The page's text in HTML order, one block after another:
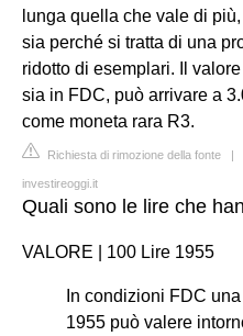
lunga quella che vale di
sia perché si tratta di una
ridotto di esemplari. Il
sia in FDC, può arrivare a
come moneta rara R3.
Richiesta di rimozione della fonte |
investireoggi.it
Quali sono le lire che
VALORE | 100 Lire 1955
In condizioni FDC
1955 può valere